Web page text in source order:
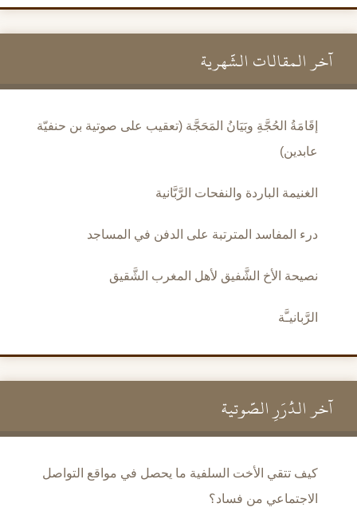
آخر المقالات الشَّهرية
إقَامَةُ الحُجَّةِ وبَيَانُ المَحَجَّة (تعقيب على صوتية بن حنفيّة
عابدين)
الغنيمة الباردة والنفحات الرَّبَّانية
درء المفاسد المترتبة على الدفن في المساجد
نصيحة الأخ الشَّفيق لأهل المغرب الشَّقيق
الرَّبانيـَّة
آخر الدُّرَرِ الصَّوتية
كيف تتقي الأخت السلفية ما يحصل في مواقع التواصل
الاجتماعي من فساد؟